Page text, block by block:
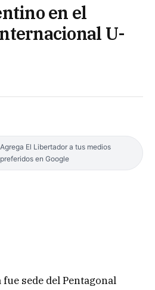
en el
U-
Agrega El Libertador a tus medios
preferidos en Google
sede del Pentagonal